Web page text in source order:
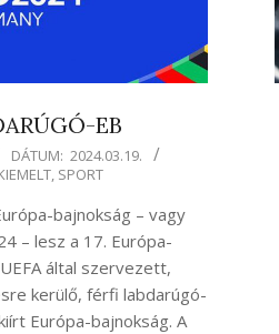
EB
DÁTUM: 2024.03.19.
, SPORT
bajnokság – vagy
– lesz a 17. Európa-
által szervezett,
kerülő, férfi labdarúgó-
Európa-bajnokság. A